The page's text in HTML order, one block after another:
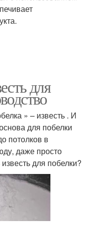
для
» – известь . И
для побелки
потолков в
даже просто
для побелки?